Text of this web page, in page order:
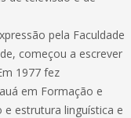
pela Faculdade
começou a escrever
1977 fez
em Formação e
estrutura linguística e